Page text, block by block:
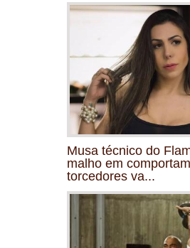
Musa técnico do
malho em
torcedores va...